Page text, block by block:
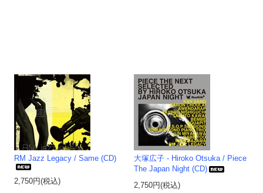
RM Jazz Legacy / Same (CD)
2,750円(税込)
大塚広子 - Hiroko Otsuka / Piece
The Japan Night (CD)
2,750円(税込)